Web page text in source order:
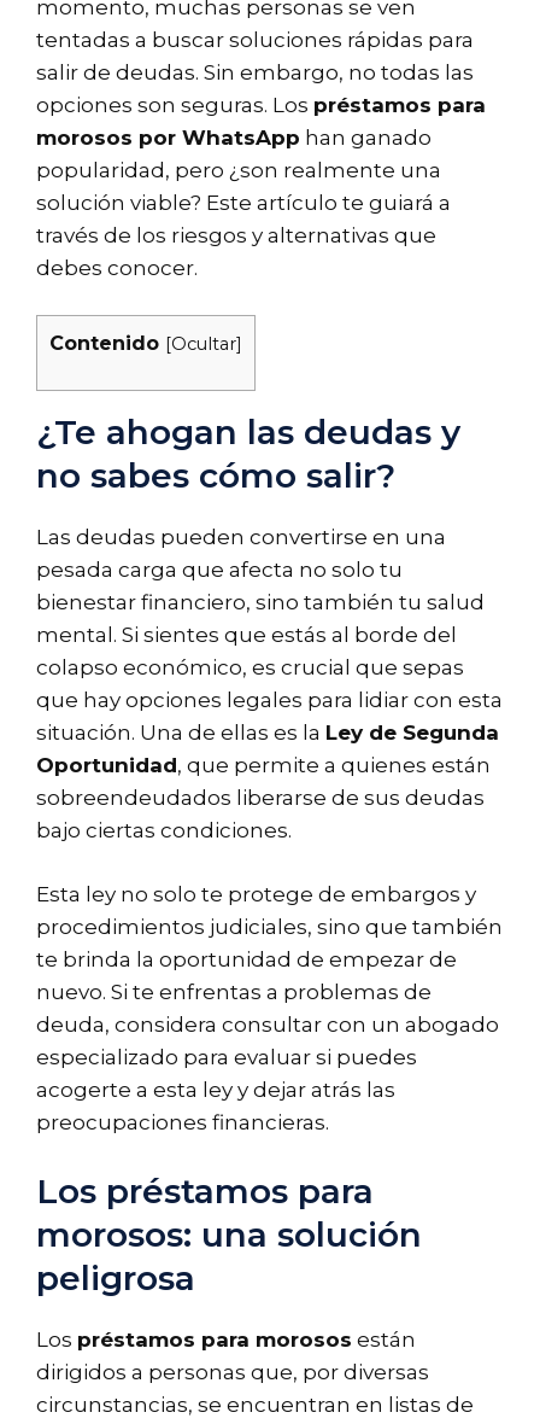
momento, muchas personas se ven
tentadas a buscar soluciones rápidas para
salir de deudas. Sin embargo, no todas las
opciones son seguras. Los préstamos para
morosos por WhatsApp han ganado
popularidad, pero ¿son realmente una
solución viable? Este artículo te guiará a
través de los riesgos y alternativas que
debes conocer.
Contenido [Ocultar]
¿Te ahogan las deudas y
no sabes cómo salir?
Las deudas pueden convertirse en una
pesada carga que afecta no solo tu
bienestar financiero, sino también tu salud
mental. Si sientes que estás al borde del
colapso económico, es crucial que sepas
que hay opciones legales para lidiar con esta
situación. Una de ellas es la Ley de Segunda
Oportunidad, que permite a quienes están
sobreendeudados liberarse de sus deudas
bajo ciertas condiciones.
Esta ley no solo te protege de embargos y
procedimientos judiciales, sino que también
te brinda la oportunidad de empezar de
nuevo. Si te enfrentas a problemas de
deuda, considera consultar con un abogado
especializado para evaluar si puedes
acogerte a esta ley y dejar atrás las
preocupaciones financieras.
Los préstamos para
morosos: una solución
peligrosa
Los préstamos para morosos están
dirigidos a personas que, por diversas
circunstancias, se encuentran en listas de